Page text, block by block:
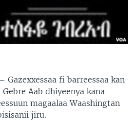
Gazexxessaa fi barreessaa kan
Gebre Aab dhiyeenya kana
magaalaa Waashingtan
jiru.